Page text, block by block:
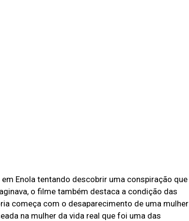
Enola tentando descobrir uma conspiração que
o filme também destaca a condição das
começa com o desaparecimento de uma mulher
na mulher da vida real que foi uma das